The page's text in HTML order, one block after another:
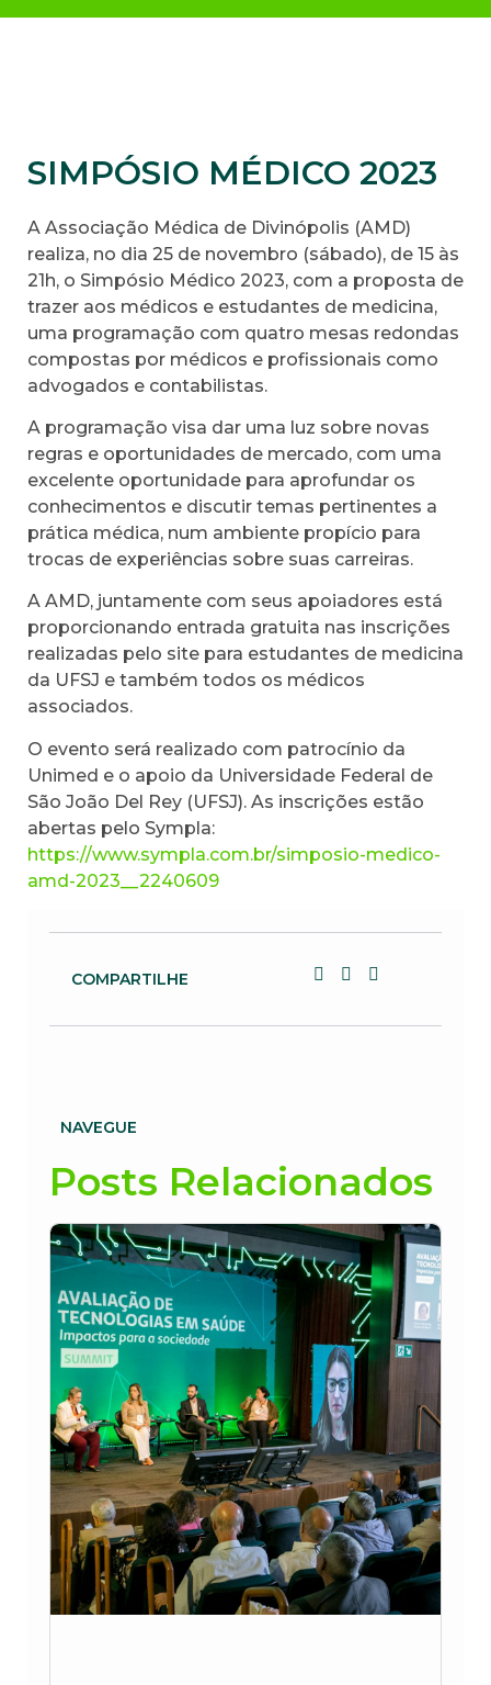
SIMPÓSIO MÉDICO 2023
A Associação Médica de Divinópolis (AMD)
realiza, no dia 25 de novembro (sábado), de 15 às
21h, o Simpósio Médico 2023, com a proposta de
trazer aos médicos e estudantes de medicina,
uma programação com quatro mesas redondas
compostas por médicos e profissionais como
advogados e contabilistas.
A programação visa dar uma luz sobre novas
regras e oportunidades de mercado, com uma
excelente oportunidade para aprofundar os
conhecimentos e discutir temas pertinentes a
prática médica, num ambiente propício para
trocas de experiências sobre suas carreiras.
A AMD, juntamente com seus apoiadores está
proporcionando entrada gratuita nas inscrições
realizadas pelo site para estudantes de medicina
da UFSJ e também todos os médicos
associados.
O evento será realizado com patrocínio da
Unimed e o apoio da Universidade Federal de
São João Del Rey (UFSJ). As inscrições estão
abertas pelo Sympla:
https://www.sympla.com.br/simposio-medico-
amd-2023__2240609
COMPARTILHE
NAVEGUE
Posts Relacionados